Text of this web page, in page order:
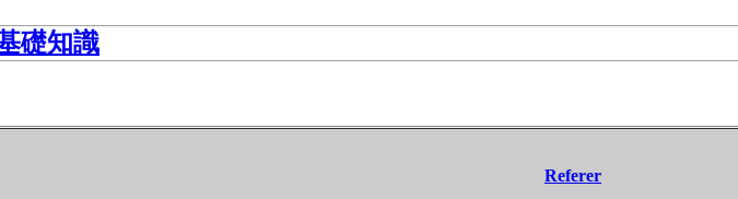
礎知識
Referer